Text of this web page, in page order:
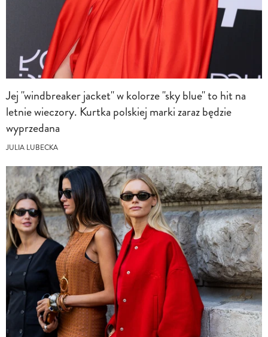
Jej "windbreaker jacket" w kolorze "sky blue" to hit na
letnie wieczory. Kurtka polskiej marki zaraz będzie
wyprzedana
JULIA LUBECKA